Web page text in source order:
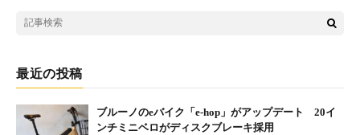
最近の投稿
ブルーノのeバイク「e-hop」がアップデート 20イ
ンチミニベロがディスクブレーキ採用